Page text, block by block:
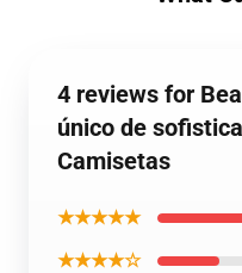
4 reviews for
único de
Camisetas
★★★★★
★★★★☆